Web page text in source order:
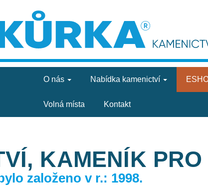
O nás Nabídka kamenictví
Volná místa Kontakt
KAMENÍK
založeno v r.: 1998.